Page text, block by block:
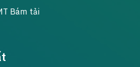
Bám tải